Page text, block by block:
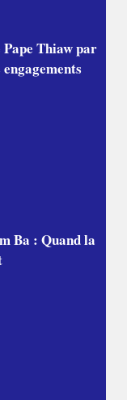
Thiaw par
Ba : Quand la